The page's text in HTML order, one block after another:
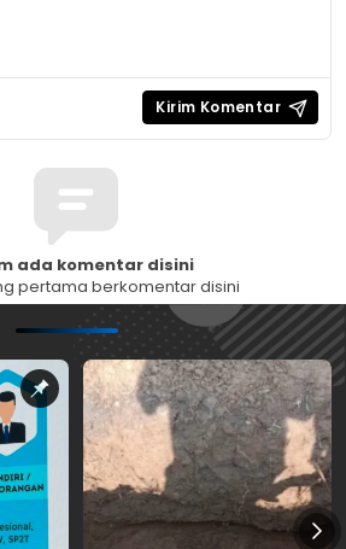
ada komentar disini
pertama berkomentar disini